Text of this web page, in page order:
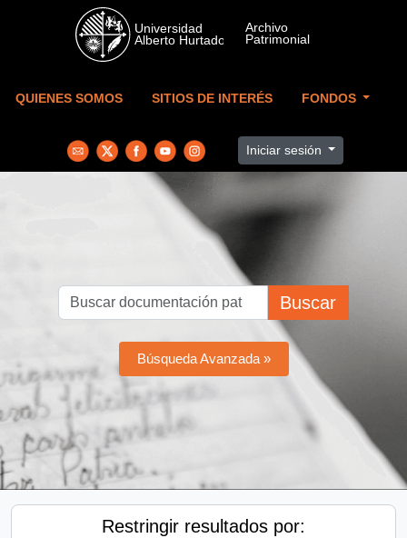
Skip to main content
QUIENES SOMOS SITIOS DE INTERÉS FONDOS
Iniciar sesión
Buscar
Búsqueda Avanzada »
Restringir resultados por: